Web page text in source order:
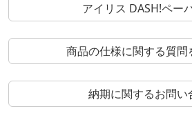
アイリス DASH!ペー
商品の仕様に関する質問
納期に関するお問い